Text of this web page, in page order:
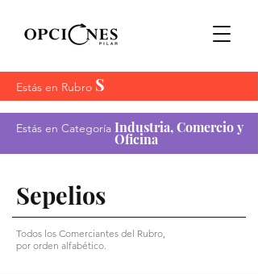
Sepelios
Todos los Comerciantes del Rubro,
por orden alfabético.
Estás en Rubro S
Estás en Categoría Industria, Comercio y
Oficina